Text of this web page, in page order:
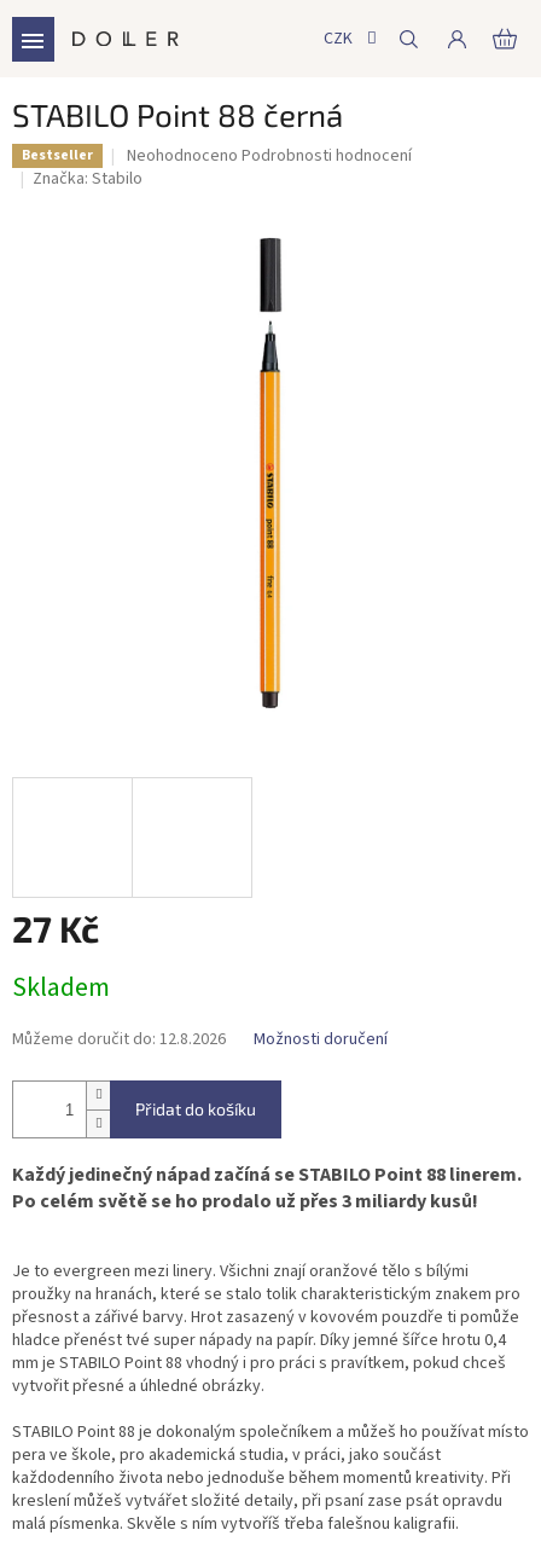
obsah
CZK
STABILO Point 88 černá
Bestseller
Průměrné
hodnocení
Neohodnoceno Podrobnosti hodnocení
Značka: Stabilo
27 Kč
cena:
Skladem
Můžeme doručit do: 12.8.2026 Možnosti doručení
Přidat do košíku
Každý jedinečný nápad začíná se STABILO Point 88 linerem.
Po celém světě se ho prodalo už přes 3 miliardy kusů!
Je to evergreen mezi linery. Všichni znají oranžové tělo s bílými
proužky na hranách, které se stalo tolik charakteristickým znakem pro
přesnost a zářivé barvy. Hrot zasazený v kovovém pouzdře ti pomůže
hladce přenést tvé super nápady na papír. Díky jemné šířce hrotu 0,4
mm je STABILO Point 88 vhodný i pro práci s pravítkem, pokud chceš
vytvořit přesné a úhledné obrázky.
STABILO Point 88 je dokonalým společníkem a můžeš ho používat místo
pera ve škole, pro akademická studia, v práci, jako součást
každodenního života nebo jednoduše během momentů kreativity. Při
kreslení můžeš vytvářet složité detaily, při psaní zase psát opravdu
malá písmenka. Skvěle s ním vytvoříš třeba falešnou kaligrafii.